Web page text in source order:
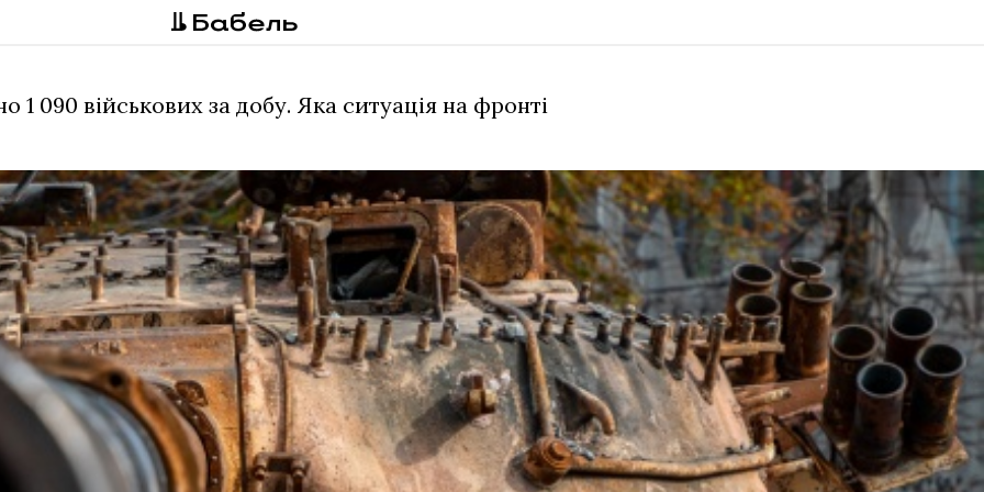
1 090 військових за добу. Яка ситуація на фронті